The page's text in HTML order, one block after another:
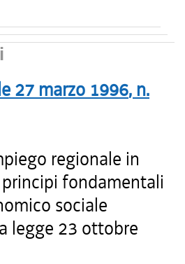
27 marzo 1996, n.
regionale in
fondamentali
sociale
legge 23 ottobre